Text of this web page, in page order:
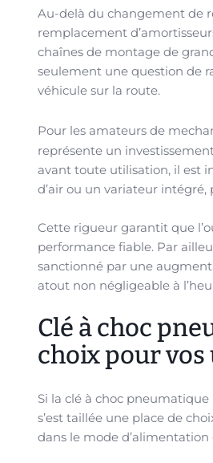
Au-delà du changement de
remplacement
chaînes de montage de
seulement une question de
véhicule sur la route.
Pour les amateurs de
représente un
avant toute utilisation, il est
d’air ou un variateur
Cette rigueur garantit que
performance fiable. Par
sanctionné par une
atout non négligeable à
Clé à choc
choix pour vos
Si la clé à choc
s’est taillée une place de
dans le mode